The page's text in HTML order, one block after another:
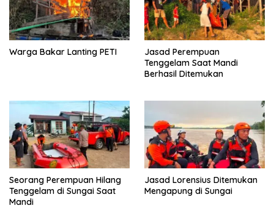
Warga Bakar Lanting PETI
Jasad Perempuan
Tenggelam Saat Mandi
Berhasil Ditemukan
Seorang Perempuan Hilang
Tenggelam di Sungai Saat
Mandi
Jasad Lorensius Ditemukan
Mengapung di Sungai